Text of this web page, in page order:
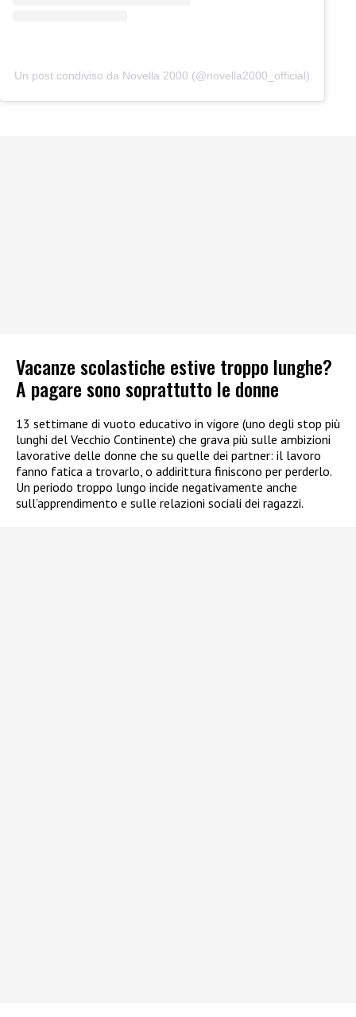
Un post condiviso da Novella 2000 (@novella2000_official)
Vacanze scolastiche estive troppo lunghe?
A pagare sono soprattutto le donne
13 settimane di vuoto educativo in vigore (uno degli stop più
lunghi del Vecchio Continente) che grava più sulle ambizioni
lavorative delle donne che su quelle dei partner: il lavoro
fanno fatica a trovarlo, o addirittura finiscono per perderlo.
Un periodo troppo lungo incide negativamente anche
sull’apprendimento e sulle relazioni sociali dei ragazzi.